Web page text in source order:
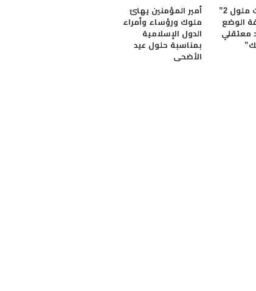
سجـ.ن “آيت ملول 2”
الوضع
معتقلي
أمير المؤمنين يهنئ
ملوك ورؤساء وأمراء
الدول الإسلامية
بمناسبة حلول عيد
الأضحى